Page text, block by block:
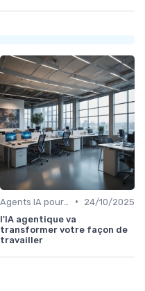
•
24/10/2025
l'IA agentique va
transformer votre façon de
travailler